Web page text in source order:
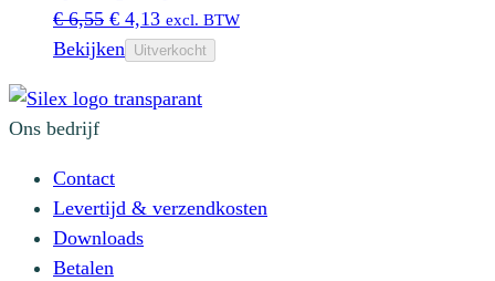
€6,55 Oorspronkelijke
prijs
€ 6,55.
€ 4,13Huidige
prijs
€ 4,13.
excl. BTW
Bekijken Uitverkocht
Ons bedrijf
Contact
Levertijd & verzendkosten
Downloads
Betalen